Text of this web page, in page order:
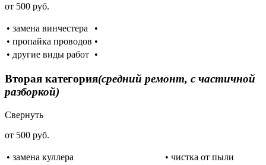
от 500 руб.
• замена винчестера
•
• пропайка проводов •
• другие виды работ •
Вторая категория(средний ремонт, с частичной
разборкой)
Свернуть
от 500 руб.
• замена куллера
• чистка от пыли